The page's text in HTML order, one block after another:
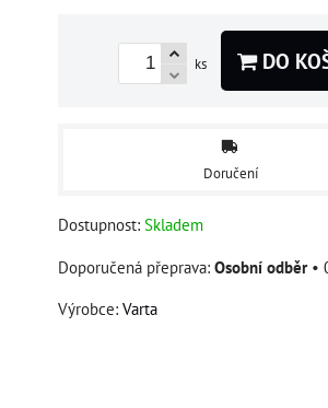
ks DO
Doručení
Dostupnost: Skladem
Osobní odběr •
Výrobce: Varta